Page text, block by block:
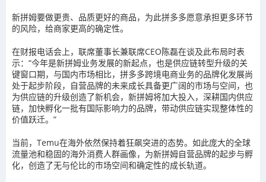
新拼姆要做更贵、品质更好的商品，为此拼多多愿意承担更多环节
的风险，给商家更高的确定性。
在财报电话会上，联席董事长兼联席CEO陈磊在谈及此布局时表
示：“今年是新拼姆业务发展的新起点，也是供应链转型升级的关
键窗口期，与国内市场相比，拼多多跨境电商业务的品牌化发展尚
处于起步阶段，自营品牌的未来成长具备更广阔的市场与空间，也
为供应链的升级创造了新机会，新拼姆将加大投入，深耕国内供应
链，加快孵化一批有国际影响力的品牌，带动供应链实现整体性的
价值跃迁。”
当前，Temu在海外依然保持着狂飙突进的态势。如此庞大的全球
流量池和稳固的海外消费人群画像，为新拼姆自营品牌的起步与孵
化，创造了无与伦比的市场空间和确定性的成长轨道。